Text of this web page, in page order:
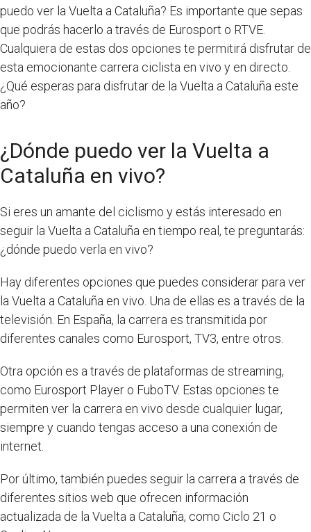
puedo ver la Vuelta a Cataluña? Es importante que sepas
que podrás hacerlo a través de Eurosport o RTVE.
Cualquiera de estas dos opciones te permitirá disfrutar de
esta emocionante carrera ciclista en vivo y en directo.
¿Qué esperas para disfrutar de la Vuelta a Cataluña este
año?
¿Dónde puedo ver la Vuelta a
Cataluña en vivo?
Si eres un amante del ciclismo y estás interesado en
seguir la Vuelta a Cataluña en tiempo real, te preguntarás:
¿dónde puedo verla en vivo?
Hay diferentes opciones que puedes considerar para ver
la Vuelta a Cataluña en vivo. Una de ellas es a través de la
televisión. En España, la carrera es transmitida por
diferentes canales como Eurosport, TV3, entre otros.
Otra opción es a través de plataformas de streaming,
como Eurosport Player o FuboTV. Estas opciones te
permiten ver la carrera en vivo desde cualquier lugar,
siempre y cuando tengas acceso a una conexión de
internet.
Por último, también puedes seguir la carrera a través de
diferentes sitios web que ofrecen información
actualizada de la Vuelta a Cataluña, como Ciclo 21 o